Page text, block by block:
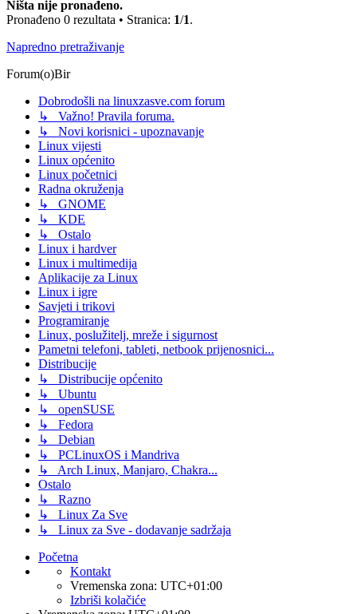
Ništa nije pronađeno.
Pronađeno 0 rezultata • Stranica: 1/1.
Napredno pretraživanje
Forum(o)Bir
Dobrodošli na linuxzasve.com forum
↳ Važno! Pravila foruma.
↳ Novi korisnici - upoznavanje
Linux vijesti
Linux općenito
Linux početnici
Radna okruženja
↳ GNOME
↳ KDE
↳ Ostalo
Linux i hardver
Linux i multimedija
Aplikacije za Linux
Linux i igre
Savjeti i trikovi
Programiranje
Linux, poslužitelj, mreže i sigurnost
Pametni telefoni, tableti, netbook prijenosnici...
Distribucije
↳ Distribucije općenito
↳ Ubuntu
↳ openSUSE
↳ Fedora
↳ Debian
↳ PCLinuxOS i Mandriva
↳ Arch Linux, Manjaro, Chakra...
Ostalo
↳ Razno
↳ Linux Za Sve
↳ Linux za Sve - dodavanje sadržaja
Početna
Kontakt
Vremenska zona: UTC+01:00
Izbriši kolačiće